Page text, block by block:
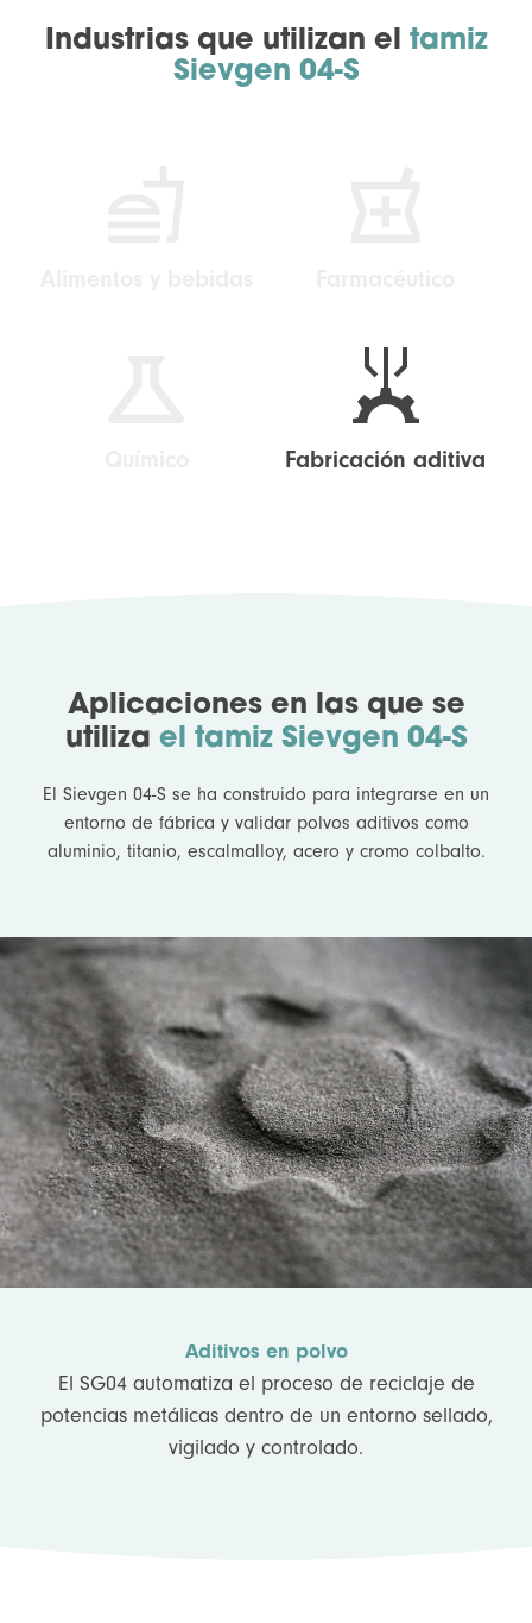
Industrias que utilizan el tamiz
Sievgen 04-S
Fabricación aditiva
Aplicaciones en las que se
utiliza el tamiz Sievgen 04-S
El Sievgen 04-S se ha construido para integrarse en un
entorno de fábrica y validar polvos aditivos como
aluminio, titanio, escalmalloy, acero y cromo colbalto.
Aditivos en polvo
El SG04 automatiza el proceso de reciclaje de
potencias metálicas dentro de un entorno sellado,
vigilado y controlado.